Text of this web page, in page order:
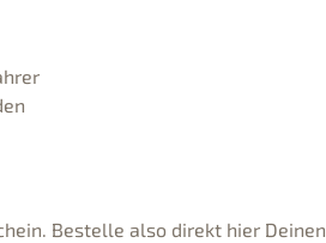
Bestelle also direkt hier Deinen